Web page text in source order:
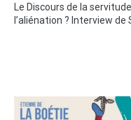
Le Discours de la
l’aliénation ? Interview